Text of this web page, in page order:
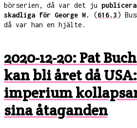
börserien, då var det ju
skadliga för George W.
(616.3)
då var han en hjälte.
2020-12-20: Pat
kan bli året då
imperium
sina åtaganden